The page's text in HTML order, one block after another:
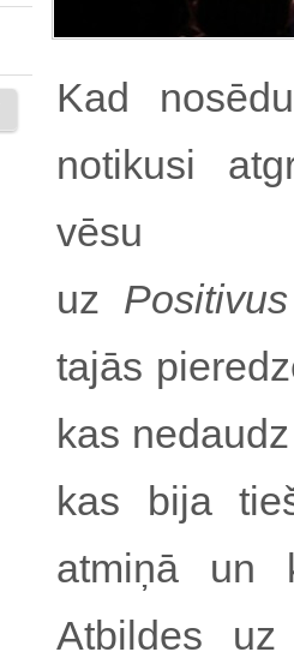
Kad
notikusi
vēsu
uz
tajās
kas
kas bija
atmiņā un
Atbildes uz